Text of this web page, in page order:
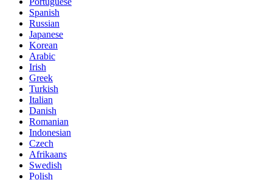
Spanish
Russian
Japanese
Korean
Arabic
Irish
Greek
Turkish
Italian
Danish
Romanian
Indonesian
Czech
Afrikaans
Swedish
Polish